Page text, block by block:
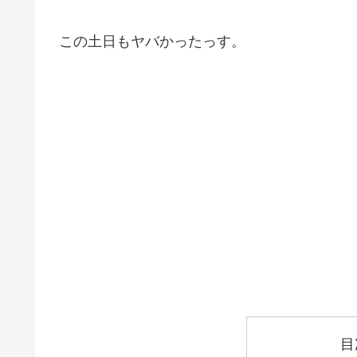
この土日もヤバかったっす。